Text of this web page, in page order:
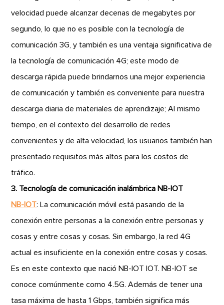
velocidad puede alcanzar decenas de megabytes por
segundo, lo que no es posible con la tecnología de
comunicación 3G, y también es una ventaja significativa de
la tecnología de comunicación 4G; este modo de
descarga rápida puede brindarnos una mejor experiencia
de comunicación y también es conveniente para nuestra
descarga diaria de materiales de aprendizaje; Al mismo
tiempo, en el contexto del desarrollo de redes
convenientes y de alta velocidad, los usuarios también han
presentado requisitos más altos para los costos de
tráfico.
3. Tecnología de comunicación inalámbrica NB-IOT
NB-IOT: La comunicación móvil está pasando de la
conexión entre personas a la conexión entre personas y
cosas y entre cosas y cosas. Sin embargo, la red 4G
actual es insuficiente en la conexión entre cosas y cosas.
Es en este contexto que nació NB-IOT IOT. NB-IOT se
conoce comúnmente como 4.5G. Además de tener una
tasa máxima de hasta 1 Gbps, también significa más